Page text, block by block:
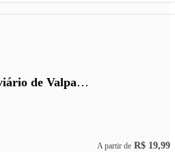
Terminal Rodoviário de Valparaiso de Goiás
A partir de R$ 19,99